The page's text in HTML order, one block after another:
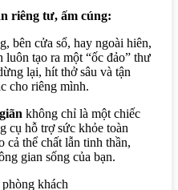
riêng tư, ấm cúng:
bên cửa sổ, hay ngoài hiên,
luôn tạo ra một “ốc đảo” thư
lại, hít thở sâu và tận
cho riêng mình.
không chỉ là một chiếc
cụ hỗ trợ sức khỏe toàn
cả thể chất lẫn tinh thần,
gian sống của bạn.